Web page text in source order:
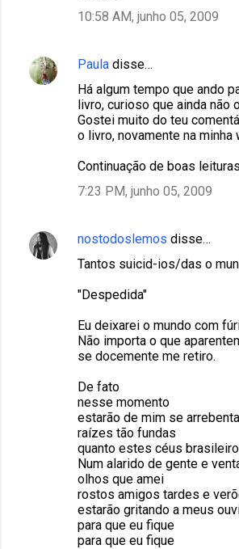
10:58 AM, junho 05, 2009
Paula disse…
Há algum tempo que ando
livro, curioso que ainda não
Gostei muito do teu
o livro, novamente na minha
Continuação de boas leituras
7:23 PM, junho 05, 2009
nostodoslemos disse…
Tantos suicid-ios/das o
"Despedida"
Eu deixarei o mundo com
Não importa o que
se docemente me retiro.
De fato
nesse momento
estarão de mim se
raízes tão fundas
quanto estes céus
Num alarido de gente e
olhos que amei
rostos amigos tardes e
estarão gritando a meus
para que eu fique
para que eu fique